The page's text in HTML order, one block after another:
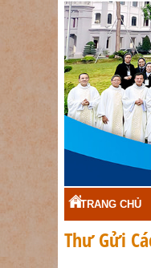
TRANG CHỦ
Thư Gửi